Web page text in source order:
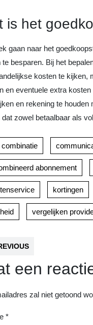
is het
gaan naar het
te besparen. Bij het
kosten te kijken,
en eventuele extra
en rekening te houden
dat zowel betaalbaar als
combinatie
abonnement
kortingen
vergelijken
een
zal niet getoond
*